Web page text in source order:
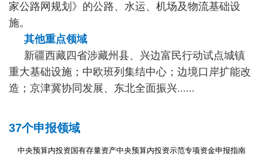
家公路网规划》的公路、水运、机场及物流基础设
施。
其他重点领域
新疆西藏四省涉藏州县、兴边富民行动试点城镇
重大基础设施；中欧班列集结中心；边境口岸扩能改
造；京津冀协同发展、东北全面振兴......
37个申报领域
中央预算内投资国有存量资产中央预算内投资示范专项资金申报指南